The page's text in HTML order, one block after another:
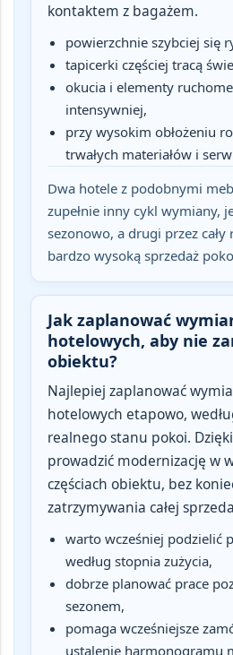
kontaktem z bagażem.
powierzchnie szybciej się
tapicerki częściej tracą
okucia i elementy
intensywniej,
przy wysokim obłożeniu
trwałych materiałów i
Dwa hotele z podobnymi
zupełnie inny cykl wymiany,
sezonowo, a drugi przez
bardzo wysoką sprzedaż
Jak zaplanować
hotelowych, aby nie
obiektu?
Najlepiej zaplanować
hotelowych etapowo,
realnego stanu pokoi.
prowadzić modernizację w
częściach obiektu, bez
zatrzymywania całej
warto wcześniej podzielić
według stopnia zużycia,
dobrze planować prace
sezonem,
pomaga wcześniejsze
ustalenie harmonogramu